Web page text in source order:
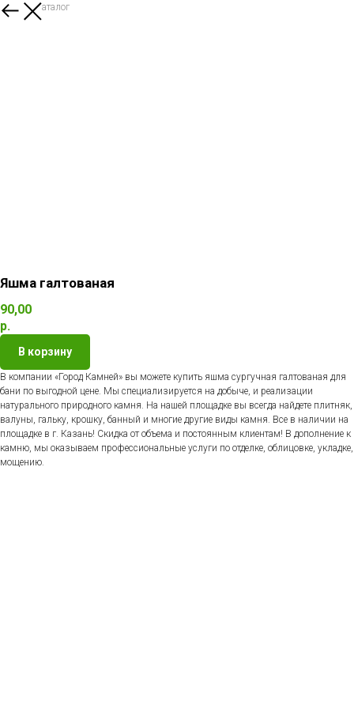
Назад в каталог
Яшма галтованая
90,00
р.
В корзину
В компании «Город Камней» вы можете купить яшма сургучная галтованая для
бани по выгодной цене. Мы специализируется на добыче, и реализации
натурального природного камня. На нашей площадке вы всегда найдете плитняк,
валуны, гальку, крошку, банный и многие другие виды камня. Все в наличии на
площадке в г. Казань! Скидка от объема и постоянным клиентам! В дополнение к
камню, мы оказываем профессиональные услуги по отделке, облицовке, укладке,
мощению.